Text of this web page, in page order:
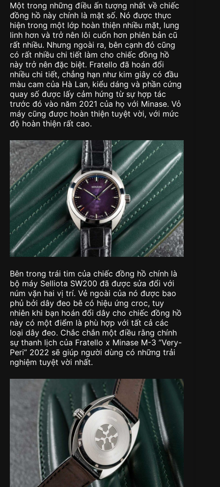
Một trong những điều ấn tượng nhất về chiếc
đồng hồ này chính là mặt số. Nó được thực
hiện trong một lớp hoàn thiện nhiều mặt, lung
linh hơn và trở nên lôi cuốn hơn phiên bản cũ
rất nhiều. Nhưng ngoài ra, bên cạnh đó cũng
có rất nhiều chi tiết làm cho chiếc đồng hồ
này trở nên đặc biệt. Fratello đã hoán đổi
nhiều chi tiết, chẳng hạn như kim giây có đầu
màu cam của Hà Lan, kiểu dáng và phần cứng
quay số được lấy cảm hứng từ sự hợp tác
trước đó vào năm 2021 của họ với Minase. Vỏ
máy cũng được hoàn thiện tuyệt vời, với mức
độ hoàn thiện rất cao.
Bên trong trái tim của chiếc đồng hồ chính là
bộ máy Selliota SW200 đã được sửa đổi với
núm vặn hai vị trí. Vẻ ngoài của nó được bao
phủ bởi dây đeo bê có hiệu ứng croc, tuy
nhiên khi bạn hoán đổi dây cho chiếc đồng hồ
này có một điểm là phù hợp với tất cả các
loại dây đeo. Chắc chắn một điều rằng chính
sự thanh lịch của Fratello x Minase M-3 ”Very-
Peri” 2022 sẽ giúp người dùng có những trải
nghiệm tuyệt vời nhất.